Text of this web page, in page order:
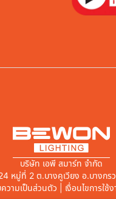
บริษัท เอพี สมาร์ท จำกัด
หมู่ที่ 2 ต.บางคูเวียง อ.บางกร
วามเป็นส่วนตัว | เงื่อนไขการใช้ง